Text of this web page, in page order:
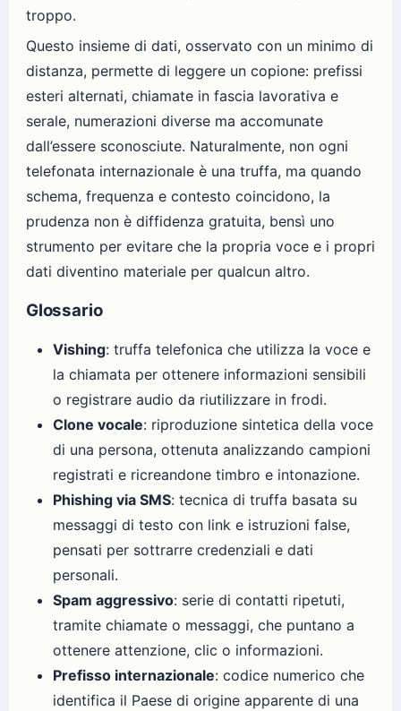
troppo.
Questo insieme di dati, osservato con un minimo di
distanza, permette di leggere un copione: prefissi
esteri alternati, chiamate in fascia lavorativa e
serale, numerazioni diverse ma accomunate
dall’essere sconosciute. Naturalmente, non ogni
telefonata internazionale è una truffa, ma quando
schema, frequenza e contesto coincidono, la
prudenza non è diffidenza gratuita, bensì uno
strumento per evitare che la propria voce e i propri
dati diventino materiale per qualcun altro.
Glossario
Vishing: truffa telefonica che utilizza la voce e
la chiamata per ottenere informazioni sensibili
o registrare audio da riutilizzare in frodi.
Clone vocale: riproduzione sintetica della voce
di una persona, ottenuta analizzando campioni
registrati e ricreandone timbro e intonazione.
Phishing via SMS: tecnica di truffa basata su
messaggi di testo con link e istruzioni false,
pensati per sottrarre credenziali e dati
personali.
Spam aggressivo: serie di contatti ripetuti,
tramite chiamate o messaggi, che puntano a
ottenere attenzione, clic o informazioni.
Prefisso internazionale: codice numerico che
identifica il Paese di origine apparente di una